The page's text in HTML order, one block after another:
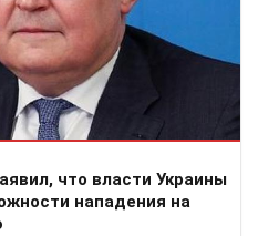
что власти Украины
нападения на